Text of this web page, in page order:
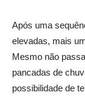
Após uma
elevadas, mais
Mesmo não
pancadas de
possibilidade de